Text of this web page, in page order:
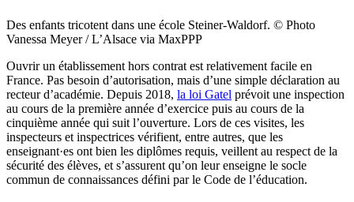
Des enfants tricotent dans une école Steiner-Waldorf. © Photo
Vanessa Meyer / L’Alsace via MaxPPP
Ouvrir un établissement hors contrat est relativement facile en
France. Pas besoin d’autorisation, mais d’une simple déclaration au
recteur d’académie. Depuis 2018, la loi Gatel prévoit une inspection
au cours de la première année d’exercice puis au cours de la
cinquième année qui suit l’ouverture. Lors de ces visites, les
inspecteurs et inspectrices vérifient, entre autres, que les
enseignant·es ont bien les diplômes requis, veillent au respect de la
sécurité des élèves, et s’assurent qu’on leur enseigne le socle
commun de connaissances défini par le Code de l’éducation.